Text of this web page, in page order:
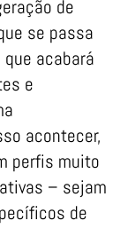
de
se passa
acabará
e
acontecer,
perfis muito
– sejam
de